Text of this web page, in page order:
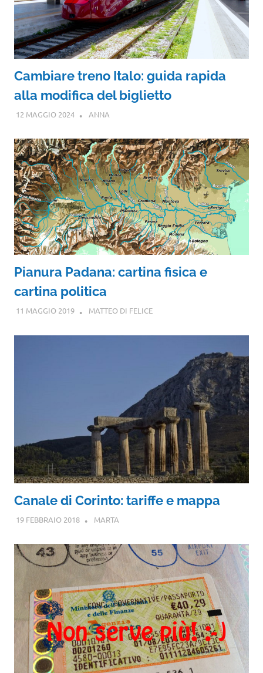
Cambiare treno Italo: guida rapida
alla modifica del biglietto
12 MAGGIO 2024 ANNA
Pianura Padana: cartina fisica e
cartina politica
11 MAGGIO 2019 MATTEO DI FELICE
Canale di Corinto: tariffe e mappa
19 FEBBRAIO 2018 MARTA